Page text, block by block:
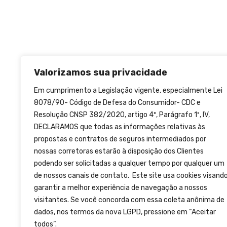
Valorizamos sua privacidade
Em cumprimento a Legislação vigente, especialmente Lei
8078/90- Código de Defesa do Consumidor- CDC e
Resolução CNSP 382/2020, artigo 4º, Parágrafo 1º, IV,
DECLARAMOS que todas as informações relativas às
propostas e contratos de seguros intermediados por
nossas corretoras estarão à disposição dos Clientes
podendo ser solicitadas a qualquer tempo por qualquer um
de nossos canais de contato. Este site usa cookies
garantir a melhor experiência de navegação a nossos
visitantes. Se você concorda com essa coleta anônima de
dados, nos termos da nova LGPD, pressione em “Aceitar
todos”.